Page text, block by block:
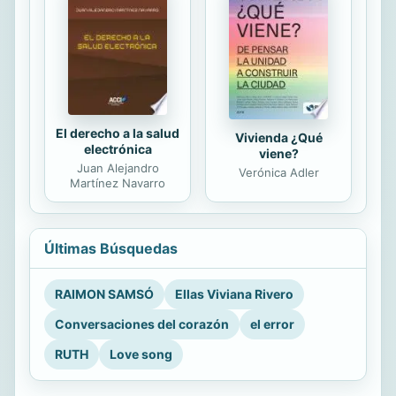
El derecho a la salud
electrónica
Juan Alejandro
Martínez Navarro
Vivienda ¿Qué
viene?
Verónica Adler
Últimas Búsquedas
RAIMON SAMSÓ
Ellas Viviana Rivero
Conversaciones del corazón
el error
RUTH
Love song